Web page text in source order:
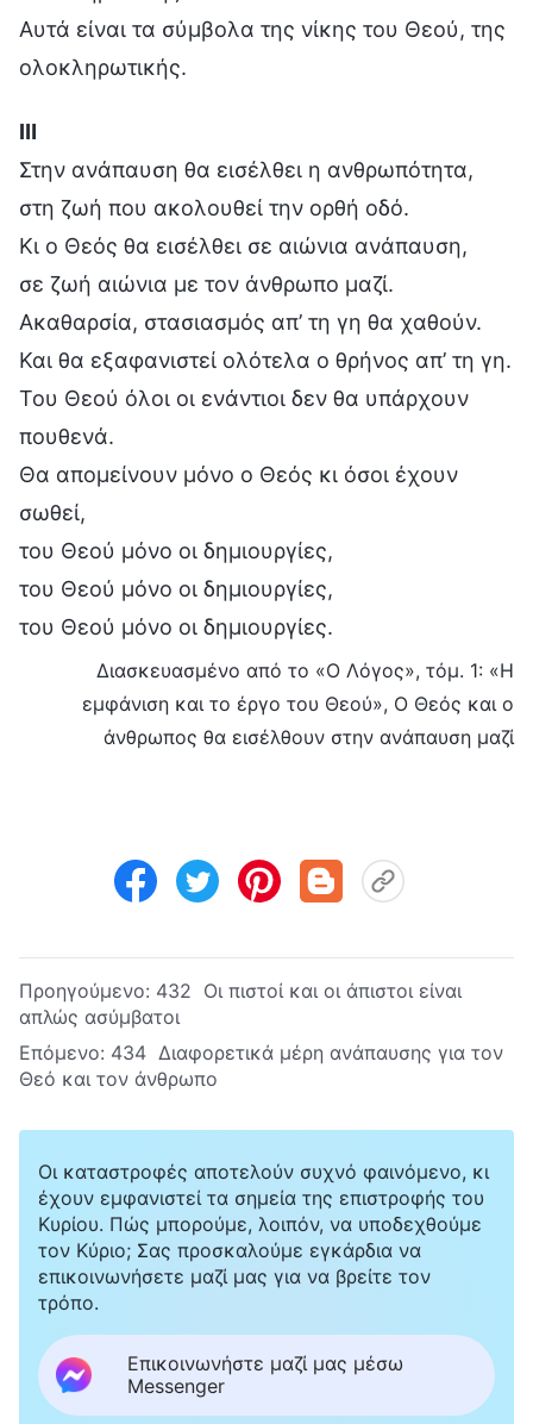
Αυτά είναι τα σύμβολα της νίκης του Θεού, της
ολοκληρωτικής.
Ⅲ
Στην ανάπαυση θα εισέλθει η ανθρωπότητα,
στη ζωή που ακολουθεί την ορθή οδό.
Κι ο Θεός θα εισέλθει σε αιώνια ανάπαυση,
σε ζωή αιώνια με τον άνθρωπο μαζί.
Ακαθαρσία, στασιασμός απ’ τη γη θα χαθούν.
Και θα εξαφανιστεί ολότελα ο θρήνος απ’ τη γη.
Του Θεού όλοι οι ενάντιοι δεν θα υπάρχουν
πουθενά.
Θα απομείνουν μόνο ο Θεός κι όσοι έχουν
σωθεί,
του Θεού μόνο οι δημιουργίες,
του Θεού μόνο οι δημιουργίες,
του Θεού μόνο οι δημιουργίες.
Διασκευασμένο από το «Ο Λόγος», τόμ. 1: «Η
εμφάνιση και το έργο του Θεού», Ο Θεός και ο
άνθρωπος θα εισέλθουν στην ανάπαυση μαζί
Προηγούμενο: 432 Οι πιστοί και οι άπιστοι είναι
απλώς ασύμβατοι
Επόμενο: 434 Διαφορετικά μέρη ανάπαυσης για τον
Θεό και τον άνθρωπο
Οι καταστροφές αποτελούν συχνό φαινόμενο, κι
έχουν εμφανιστεί τα σημεία της επιστροφής του
Κυρίου. Πώς μπορούμε, λοιπόν, να υποδεχθούμε
τον Κύριο; Σας προσκαλούμε εγκάρδια να
επικοινωνήσετε μαζί μας για να βρείτε τον
τρόπο.
Επικοινωνήστε μαζί μας μέσω
Messenger